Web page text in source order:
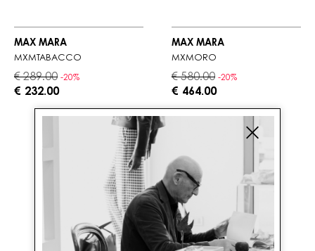
MAX MARA
MXMTABACCO
€ 289.00 -20%
€ 232.00
MAX MARA
MXMORO
€ 580.00 -20%
€ 464.00